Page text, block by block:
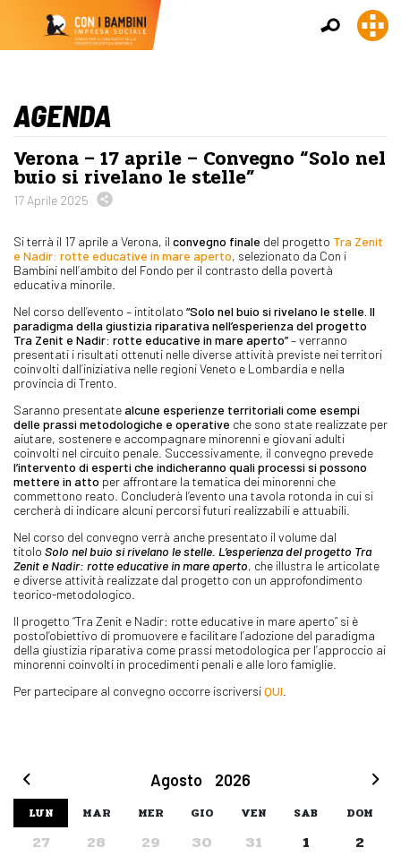
AGENDA
Verona – 17 aprile – Convegno “Solo nel
buio si rivelano le stelle”
17 Aprile 2025
Si terrà il 17 aprile a Verona, il convegno finale del progetto Tra Zenit
e Nadir: rotte educative in mare aperto, selezionato da Con i
Bambini nell’ambito del Fondo per il contrasto della povertà
educativa minorile.
Nel corso dell’evento – intitolato “Solo nel buio si rivelano le stelle. Il
paradigma della giustizia riparativa nell’esperienza del progetto
Tra Zenit e Nadir: rotte educative in mare aperto”– verranno
presentati i risultati ottenuti nelle diverse attività previste nei territori
coinvolti dall’iniziativa nelle regioni Veneto e Lombardia e nella
provincia di Trento.
Saranno presentatealcune esperienze territoriali come esempi
delle prassi metodologiche e operative che sono state realizzate per
aiutare, sostenere e accompagnare minorenni e giovani adulti
coinvolti nel circuito penale. Successivamente, il convegno prevede
l’intervento di esperti che indicheranno quali processi si possono
mettere in atto per affrontare la tematica dei minorenni che
commettono reato. Concluderà l’evento una tavola rotonda in cui si
cercherà di indicare alcuni percorsi futuri realizzabili e attuabili.
Nel corso del convegno verrà anche presentato il volume dal
titolo Solo nel buio si rivelano le stelle. L’esperienza del progetto Tra
Zenit e Nadir: rotte educative in mare aperto, che illustra le articolate
e diverse attività realizzate dal progetto con un approfondimento
teorico-metodologico.
ll progetto “Tra Zenit e Nadir: rotte educative in mare aperto” si è
postol’obiettivo di promuovere e facilitare l’adozione del paradigma
della giustizia riparativa come prassi metodologica per l’approccio ai
minorenni coinvolti in procedimenti penali e alle loro famiglie.
Per partecipare al convegno occorre iscriversiQUI
Agosto 2026
LUN MAR MER GIO VEN SAB DOM
27 28 29 30 31 1
2